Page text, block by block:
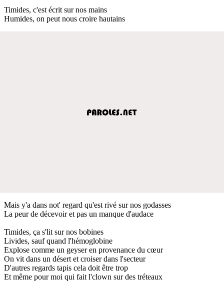
Timides, c'est écrit sur nos mains
Humides, on peut nous croire hautains
Mais y'a dans not' regard qu'est rivé sur nos godasses
La peur de décevoir et pas un manque d'audace
Timides, ça s'lit sur nos bobines
Livides, sauf quand l'hémoglobine
Explose comme un geyser en provenance du cœur
On vit dans un désert et croiser dans l'secteur
D'autres regards tapis cela doit être trop
Et même pour moi qui fait l'clown sur des tréteaux